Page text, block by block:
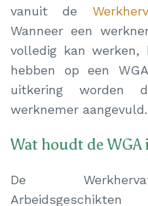
vanuit de
Wanneer een
volledig kan
hebben op een
uitkering worden
werknemer aangevuld.
Wat houdt de WGA
De